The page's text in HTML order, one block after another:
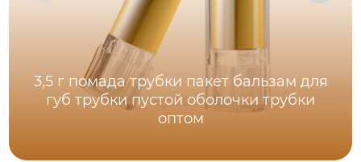
3,5 г помада трубки пакет бальзам для
губ трубки пустой оболочки трубки
оптом